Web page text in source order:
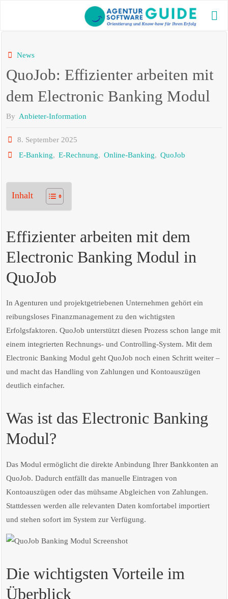
content
2025
und
News
QuoJob: Effizienter arbeiten mit
dem Electronic Banking Modul
By Anbieter-Information
8. September 2025
E-Banking, E-Rechnung, Online-Banking, QuoJob
Inhalt
Effizienter arbeiten mit dem
Electronic Banking Modul in
QuoJob
In Agenturen und projektgetriebenen Unternehmen gehört ein
reibungsloses Finanzmanagement zu den wichtigsten
Erfolgsfaktoren. QuoJob unterstützt diesen Prozess schon lange mit
einem integrierten Rechnungs- und Controlling-System. Mit dem
Electronic Banking Modul geht QuoJob noch einen Schritt weiter –
und macht das Handling von Zahlungen und Kontoauszügen
deutlich einfacher.
Was ist das Electronic Banking
Modul?
Das Modul ermöglicht die direkte Anbindung Ihrer Bankkonten an
QuoJob. Dadurch entfällt das manuelle Eintragen von
Kontoauszügen oder das mühsame Abgleichen von Zahlungen.
Stattdessen werden alle relevanten Daten komfortabel importiert
und stehen sofort im System zur Verfügung.
Die wichtigsten Vorteile im
Überblick